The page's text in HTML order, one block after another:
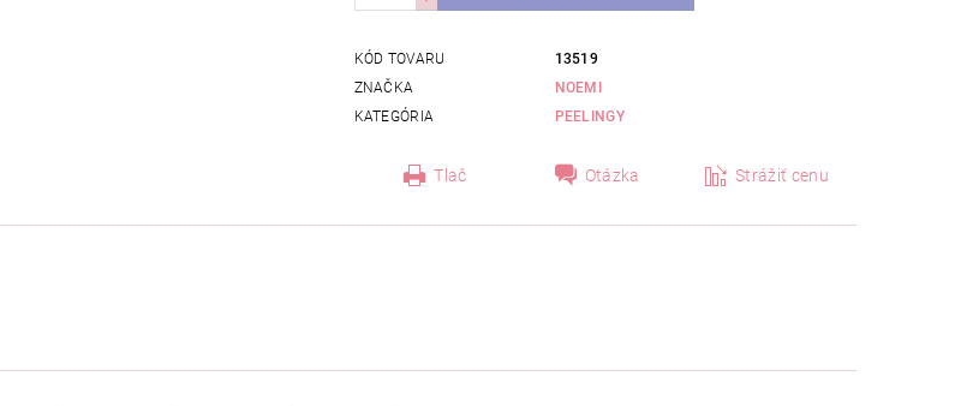
KÓD TOVARU
13519
ZNAČKA
NOEMI
KATEGÓRIA
PEELINGY
Tlač Otázka Strážiť cenu